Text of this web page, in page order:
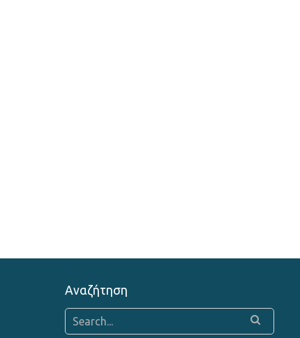
Αναζήτηση